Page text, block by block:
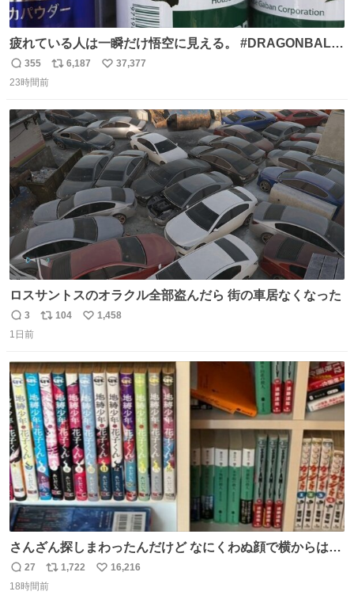
疲れている人は一瞬だけ悟空に見える。 #DRAGONBALL
#ドラゴンボール
返
信
355
リ
ト
数
6,187
い
数
37,377
23時間前
ロスサントスのオラクル全部盗んだら 街の車居なくなった
返
信
3
リ
ト
数
104
い
数
1,458
1日前
さんざん探しまわったんだけど なにくわぬ顔で横からはえ
てた
返
信
27
リ
ポ
1,722
い
16,216
18時間前